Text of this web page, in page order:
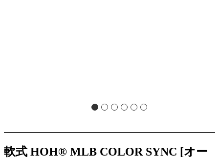
軟式 HOH® MLB COLOR SYNC [オー